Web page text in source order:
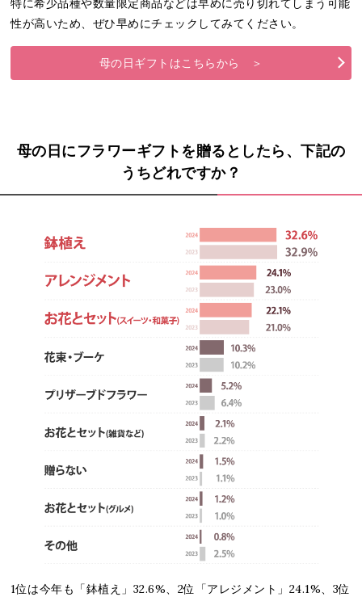
特に希少品種や数量限定商品などは早めに売り切れてしまう可能
性が高いため、ぜひ早めにチェックしてみてください。
母の日ギフトはこちらから ＞
母の日にフラワーギフトを贈るとしたら、下記の
うちどれですか？
1位は今年も「鉢植え」32.6%、2位「アレジメント」24.1%、3位